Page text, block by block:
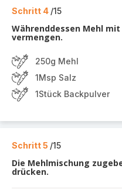
Schritt 4 /15
Währenddessen Mehl
vermengen.
250g Mehl
1Msp Salz
1Stück Backpulver
Schritt 5 /15
Die Mehlmischung
drücken.